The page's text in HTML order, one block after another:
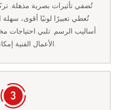
تُضفي تأثيرات بصرية مذهلة.
تُعطي تعبيرًا لونيًا أقوى،
أساليب الرسم. تلبي احتياجات
الأعمال الفنية إمكانيات أوسع.